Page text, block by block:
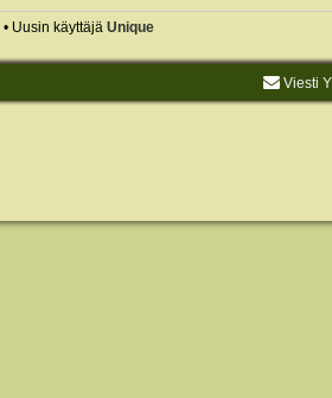
• Uusin käyttäjä Unique
Viesti